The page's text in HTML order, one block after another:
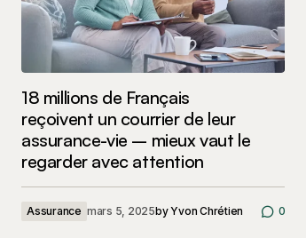
18 millions de Français
reçoivent un courrier de leur
assurance-vie – mieux vaut le
regarder avec attention
Assurance mars 5, 2025byYvon Chrétien 0